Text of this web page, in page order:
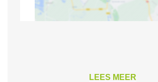
LEES MEER